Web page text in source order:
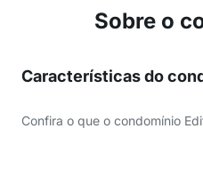
Sobre o
Características do
Confira o que o condomínio